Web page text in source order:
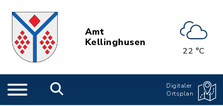
Amt
Kellinghusen
22 °C
Digitaler
Ortsplan